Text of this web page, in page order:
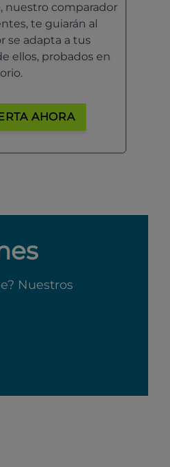
nuestro comparador
te guiarán al
se adapta a tus
ellos, probados en
AHORA
Nuestros